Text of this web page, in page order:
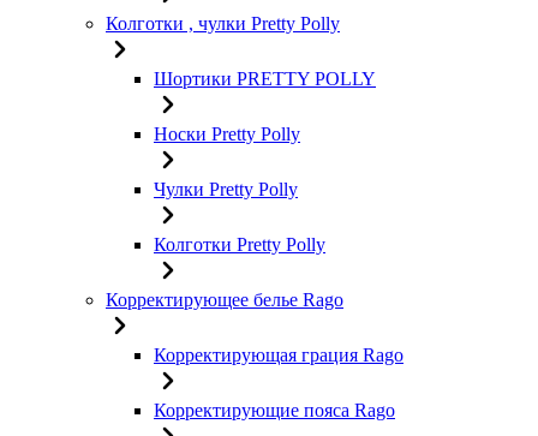
Колготки , чулки Pretty Polly
Шортики PRETTY POLLY
Носки Pretty Polly
Чулки Pretty Polly
Колготки Pretty Polly
Корректирующее белье Rago
Корректирующая грация Rago
Корректирующие пояса Rago